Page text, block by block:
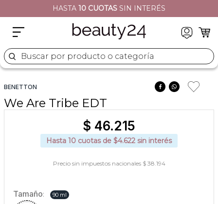
HASTA 10 CUOTAS SIN INTERÉS
Buscar por producto o categoría
BENETTON
We Are Tribe EDT
$ 46.215
Hasta 10 cuotas de $4.622 sin interés
Precio sin impuestos nacionales $ 38.194
Tamaño: 90 ml
naj oleari
5. versace